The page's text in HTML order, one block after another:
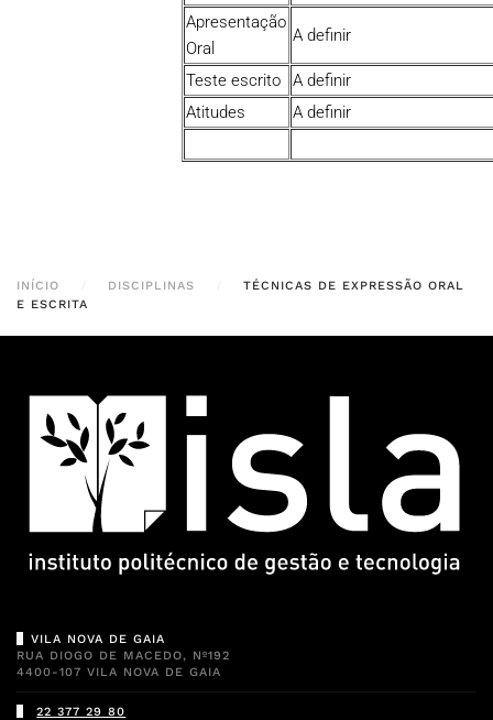
Apresentação
Oral
A definir
Teste escrito
A definir
Atitudes
A definir
INÍCIO DISCIPLINAS
TÉCNICAS DE EXPRESSÃO ORAL
E ESCRITA
VILA NOVA DE GAIA
RUA DIOGO DE MACEDO, Nº192
4400-107 VILA NOVA DE GAIA
22 377 29 80